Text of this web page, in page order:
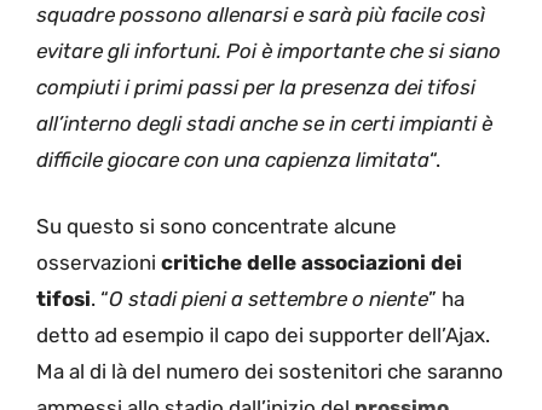
squadre possono allenarsi e sarà più facile così
evitare gli infortuni. Poi è importante che si siano
compiuti i primi passi per la presenza dei tifosi
all’interno degli stadi anche se in certi impianti è
difficile giocare con una capienza limitata“.
Su questo si sono concentrate alcune
osservazioni critiche delle associazioni dei
tifosi. “O stadi pieni a settembre o niente” ha
detto ad esempio il capo dei supporter dell’Ajax.
Ma al di là del numero dei sostenitori che saranno